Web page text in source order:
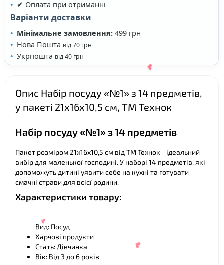
✔ Оплата при отриманні
Варіанти доставки
Мінімальне замовлення: 499 грн
Нова Пошта від 70 грн
Укрпошта від 40 грн
Опис Набір посуду «№1» з 14 предметів,
у пакеті 21х16х10,5 см, ТМ Технок
Набір посуду «№1» з 14 предметів
Пакет розміром 21х16х10,5 см від ТМ Технок - ідеальний
вибір для маленької господині. У наборі 14 предметів, які
допоможуть дитині уявити себе на кухні та готувати
смачні страви для всієї родини.
Характеристики товару:
Вид: Посуд
Харчові продукти
Стать: Дівчинка
Вік: Від 3 до 6 років
❤